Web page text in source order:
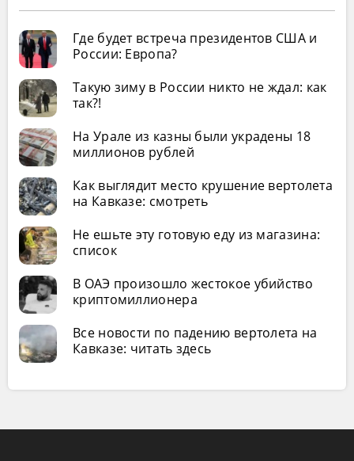
Где будет встреча президентов США и
России: Европа?
Такую зиму в России никто не ждал: как
так?!
На Урале из казны были украдены 18
миллионов рублей
Как выглядит место крушение вертолета
на Кавказе: смотреть
Не ешьте эту готовую еду из магазина:
список
В ОАЭ произошло жестокое убийство
криптомиллионера
Все новости по падению вертолета на
Кавказе: читать здесь